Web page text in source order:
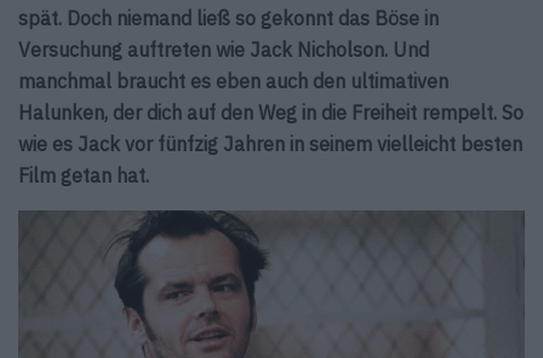
spät. Doch niemand ließ so gekonnt das Böse in
Versuchung auftreten wie Jack Nicholson. Und
manchmal braucht es eben auch den ultimativen
Halunken, der dich auf den Weg in die Freiheit rempelt. So
wie es Jack vor fünfzig Jahren in seinem vielleicht besten
Film getan hat.